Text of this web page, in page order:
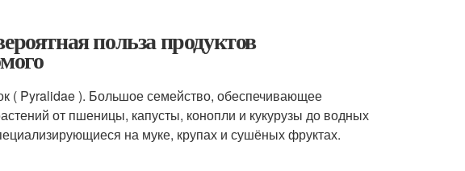
польза продуктов
( Pyralidae ). Большое семейство, обеспечивающее
от пшеницы, капусты, конопли и кукурузы до водных
на муке, крупах и сушёных фруктах.